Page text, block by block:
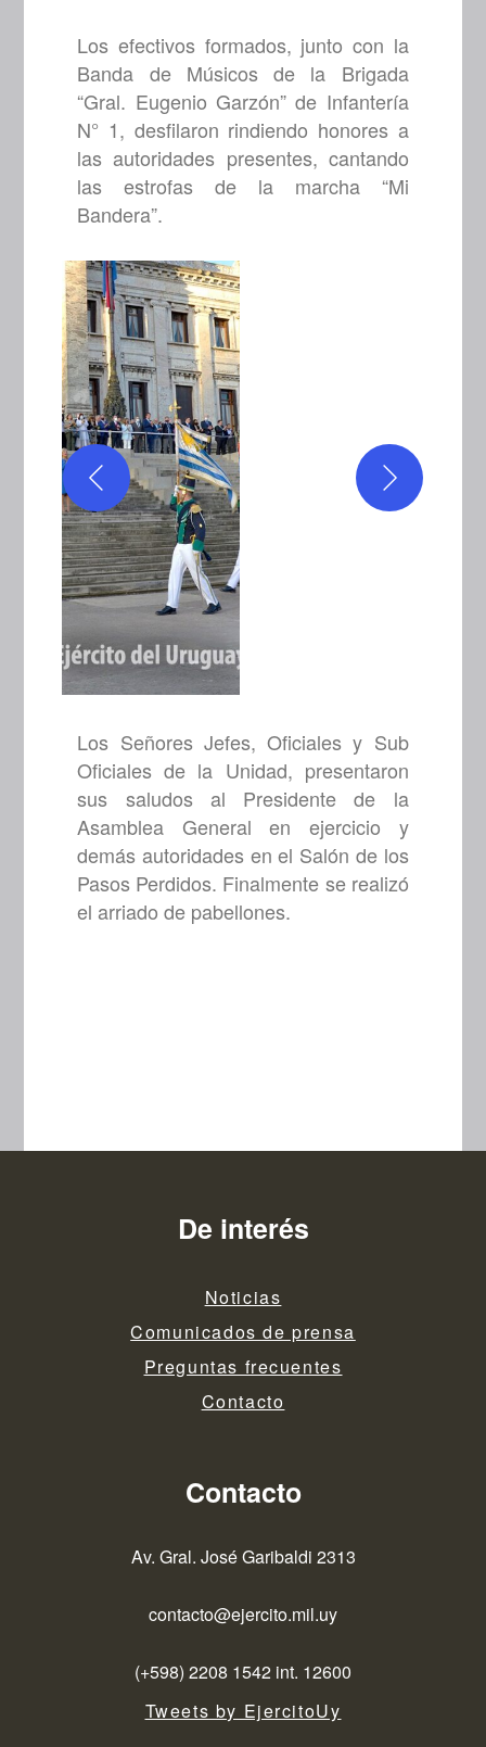
Los efectivos formados, junto con la
Banda de Músicos de la Brigada
“Gral. Eugenio Garzón” de Infantería
N° 1, desfilaron rindiendo honores a
las autoridades presentes, cantando
las estrofas de la marcha “Mi
Bandera”.
Los Señores Jefes, Oficiales y Sub
Oficiales de la Unidad, presentaron
sus saludos al Presidente de la
Asamblea General en ejercicio y
demás autoridades en el Salón de los
Pasos Perdidos. Finalmente se realizó
el arriado de pabellones.
De interés
Noticias
Comunicados de prensa
Preguntas frecuentes
Contacto
Contacto
Av. Gral. José Garibaldi 2313
contacto@ejercito.mil.uy
(+598) 2208 1542 int. 12600
Tweets by EjercitoUy